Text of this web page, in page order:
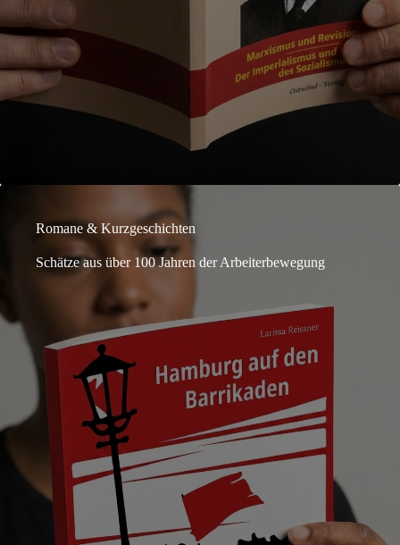
Romane & Kurzgeschichten
Schätze aus über 100 Jahren der Arbeiterbewegung